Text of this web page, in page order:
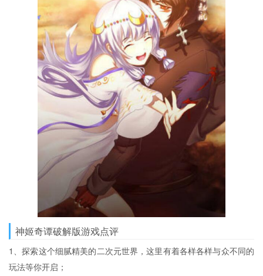
神姬奇谭破解版游戏点评
1、探索这个细腻精美的二次元世界，这里有着各样各样与众不同的
玩法等你开启；